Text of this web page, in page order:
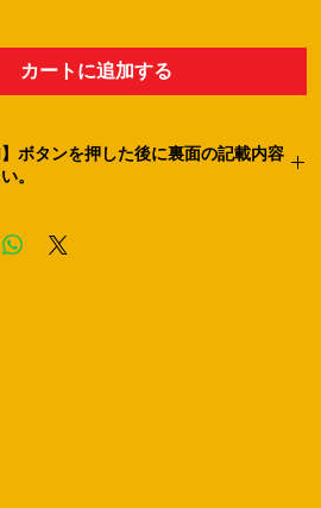
カートに追加する
】ボタンを押した後に裏面の記載内容
。